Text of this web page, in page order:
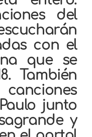
del
con el
que se
También
junto
y